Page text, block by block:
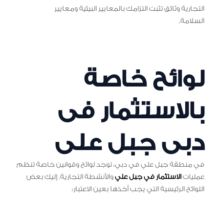
التجارية وثائق تثبت التزامك بالمعايير البيئية ومعايير
السلامة.
لوائح خاصة
بالاستثمار فى
دبى جبل على
في منطقة جبل علي في دبي، توجد لوائح وقوانين خاصة تنظم
عمليات الاستثمار في جبل عليوالأنشطة التجارية. إليك بعض
اللوائح الرئيسية التي يجب أخذها بعين الاعتبار: